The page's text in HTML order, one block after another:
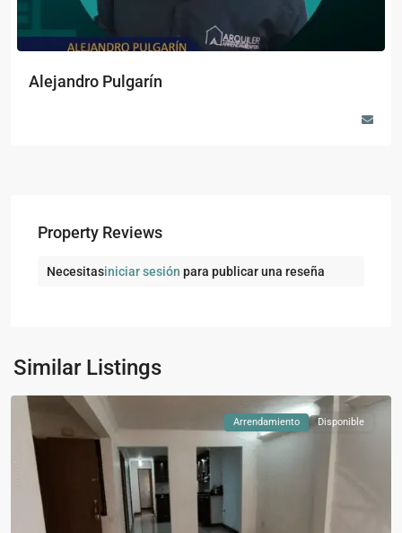
Alejandro Pulgarín
Property Reviews
Necesitasiniciar sesión para publicar una reseña
Similar Listings
Manchester,
Bello
Arrendamiento Disponible